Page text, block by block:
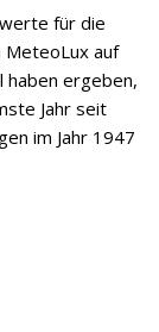
für die
auf
haben ergeben,
Jahr seit
im Jahr 1947